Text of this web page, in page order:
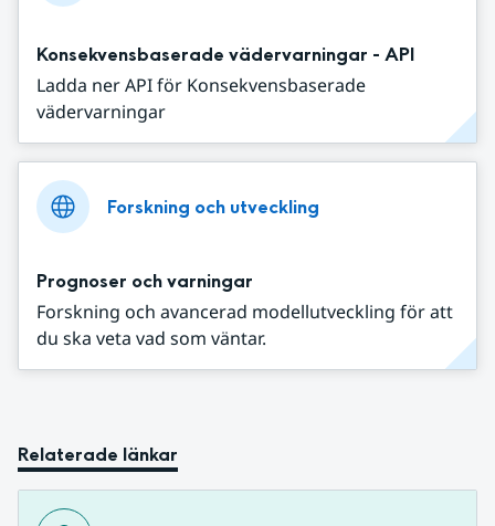
Konsekvensbaserade vädervarningar - API
Ladda ner API för Konsekvensbaserade
vädervarningar
Forskning och utveckling
Prognoser och varningar
Forskning och avancerad modellutveckling för att
du ska veta vad som väntar.
Relaterade länkar